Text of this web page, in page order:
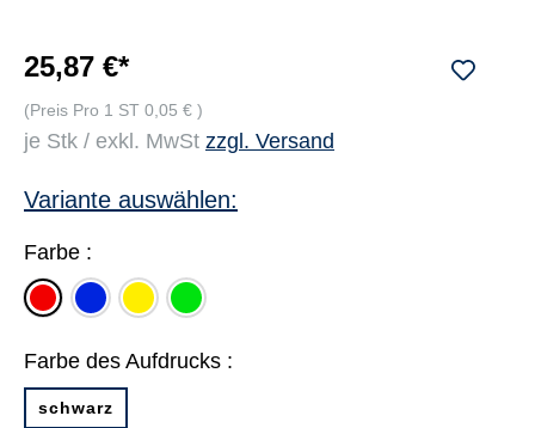
25,87 €*
(Preis Pro 1 ST 0,05 € )
je Stk / exkl. MwSt zzgl. Versand
Variante auswählen:
Farbe :
rot blau gelb grün
Farbe des Aufdrucks :
schwarz